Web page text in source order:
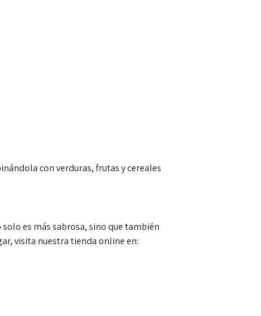
con verduras, frutas y cereales
es más sabrosa, sino que también
visita nuestra tienda online en: